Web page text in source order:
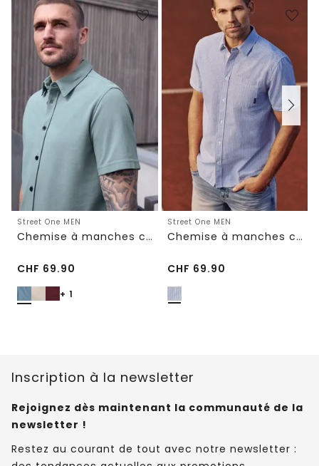
Street One MEN
Chemise à manches courtes en qualité piquée
CHF 69.90
+ 1
Street One MEN
Chemise à manches courtes avec poche poitrine et rayures
CHF 69.90
Inscription à la newsletter
Rejoignez dès maintenant la communauté de la
newsletter !
Restez au courant de tout avec notre newsletter :